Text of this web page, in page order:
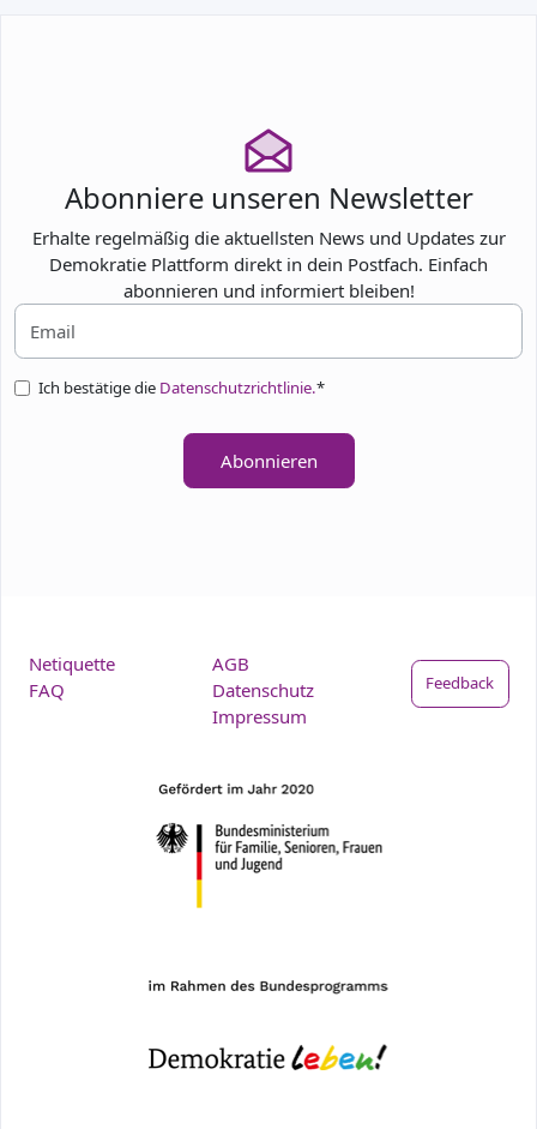
Abonniere unseren Newsletter
Erhalte regelmäßig die aktuellsten News und Updates zur
Demokratie Plattform direkt in dein Postfach. Einfach
abonnieren und informiert bleiben!
Ich bestätige die Datenschutzrichtlinie.*
Abonnieren
Netiquette
FAQ
AGB
Datenschutz
Impressum
Feedback